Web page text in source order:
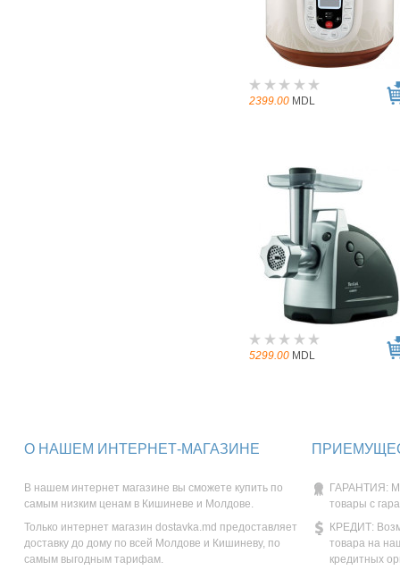
2399.00 MDL
5299.00 MDL
О НАШЕМ ИНТЕРНЕТ-МАГАЗИНЕ
В нашем интернет магазине вы сможете купить по
самым низким ценам в Кишиневе и Молдове.
Только интернет магазин dostavka.md предоставляет
доставку до дому по всей Молдове и Кишиневу, по
самым выгодным тарифам.
ГАРАНТИЯ:
товары с
КРЕДИТ:
товара на
кредитных